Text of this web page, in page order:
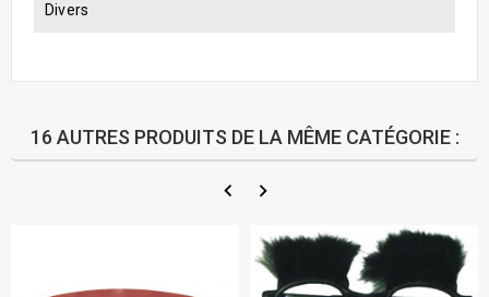
Divers
16 AUTRES PRODUITS DE LA MÊME CATÉGORIE :